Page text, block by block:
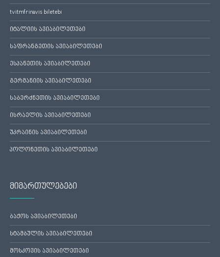
tvitmfrinavis biletebi
იტალიის ავიაბილეთები
საფრანგეთის ავიაბილეთები
ესპანეთის ავიაბილეთები
გერმანიის ავიაბილეთები
საბერძნეთის ავიაბილეთები
ისრაელის ავიაბილეთები
უკრაინის ავიაბილეთები
პოლონეთის ავიაბილეთები
მიმართულებები
ბაქოს ავიაბილეთები
სტამბულის ავიაბილეთები
მოსკოვის ავიაბილეთები